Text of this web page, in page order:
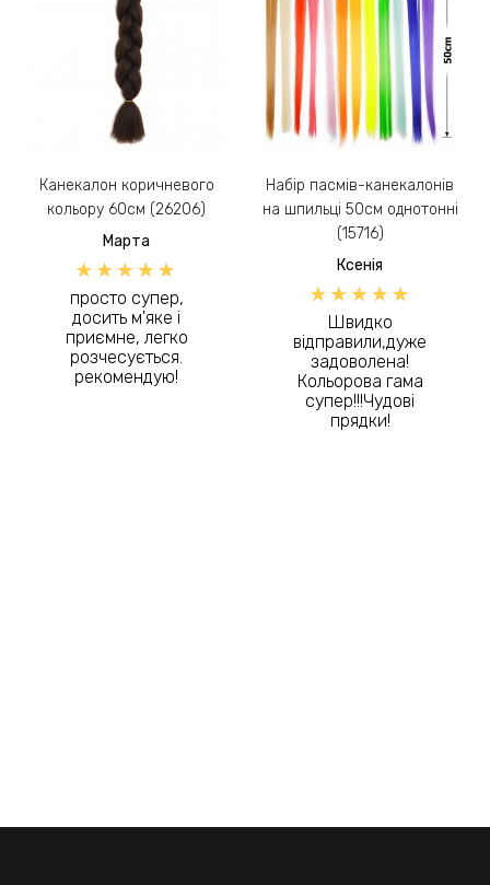
Канекалон коричневого
кольору 60см (26206)
Марта
просто супер,
досить м'яке і
приємне, легко
розчесується.
рекомендую!
Набір пасмів-канекалонів
на шпильці 50см однотонні
(15716)
Ксенія
Швидко
відправили,дуже
задоволена!
Кольорова гама
супер!!!Чудові
прядки!